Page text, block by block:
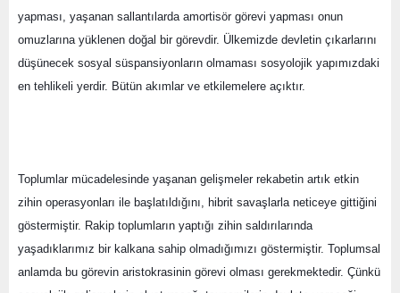
yapması, yaşanan sallantılarda amortisör görevi yapması onun
omuzlarına yüklenen doğal bir görevdir. Ülkemizde devletin çıkarlarını
düşünecek sosyal süspansiyonların olmaması sosyolojik yapımızdaki
en tehlikeli yerdir. Bütün akımlar ve etkilemelere açıktır.
Toplumlar mücadelesinde yaşanan gelişmeler rekabetin artık etkin
zihin operasyonları ile başlatıldığını, hibrit savaşlarla neticeye gittiğini
göstermiştir. Rakip toplumların yaptığı zihin saldırılarında
yaşadıklarımız bir kalkana sahip olmadığımızı göstermiştir. Toplumsal
anlamda bu görevin aristokrasinin görevi olması gerekmektedir. Çünkü